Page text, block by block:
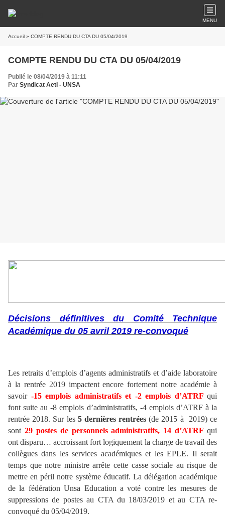
MENU
Accueil » COMPTE RENDU DU CTA DU 05/04/2019
COMPTE RENDU DU CTA DU 05/04/2019
Publié le 08/04/2019 à 11:11
Par Syndicat AetI - UNSA
Décisions définitives du Comité Technique
Académique du 05 avril 2019 re-convoqué
Les retraits d’emplois d’agents administratifs et d’aide laboratoire
à la rentrée 2019 impactent encore fortement notre académie à
savoir -15 emplois administratifs et -2 emplois d’ATRF qui
font suite au -8 emplois d’administratifs, -4 emplois d’ATRF à la
rentrée 2018. Sur les 5 dernières rentrées (de 2015 à 2019) ce
sont 29 postes de personnels administratifs, 14 d’ATRF qui
ont disparu… accroissant fort logiquement la charge de travail des
collègues dans les services académiques et les EPLE. Il serait
temps que notre ministre arrête cette casse sociale au risque de
mettre en péril notre système éducatif. La délégation académique
de la fédération Unsa Education a voté contre les mesures de
suppressions de postes au CTA du 18/03/2019 et au CTA re-
convoqué du 05/04/2019.